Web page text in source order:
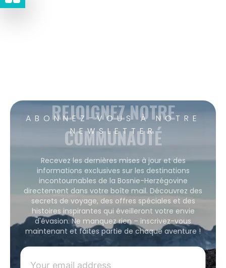
ABONNEZ-VOUS À NOTRE
NEWSLETTER
REJOIGNEZ NOTRE
COMMUNAUTÉ
Recevez les dernières mises à jour et des
informations exclusives sur les destinations
incontournables de la Bosnie-Herzégovine
directement dans votre boîte mail. Découvrez des
secrets de voyage, des offres spéciales et des
histoires inspirantes qui éveilleront votre envie
d'évasion. Ne manquez rien – inscrivez-vous
maintenant et faites partie de chaque aventure !